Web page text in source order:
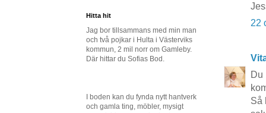
22
Du
Så
Hitta hit
Jag bor tillsammans med min man
och två pojkar i Hulta i Västerviks
kommun, 2 mil norr om Gamleby.
Där hittar du Sofias Bod.
I boden kan du fynda nytt hantverk
och gamla ting, möbler, mysigt